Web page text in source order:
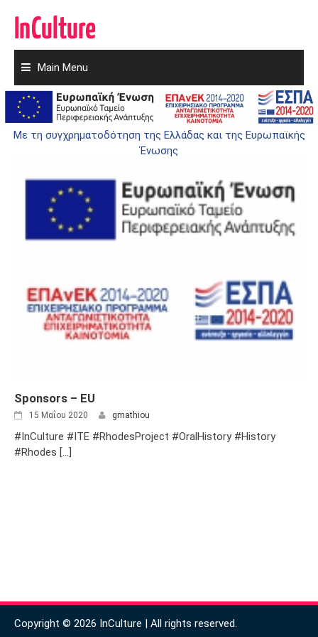
to
content
Main Menu
Με τη συγχρηματοδότηση της Ελλάδας και της Ευρωπαϊκής
Ένωσης
SPONSORS
Sponsors – EU
15 Μαΐου 2020 gmathiou
#InCulture #ITE #RhodesProject #OralHistory #History
#Rhodes [...]
Copyright © 2026 InCulture | All rights reserved.